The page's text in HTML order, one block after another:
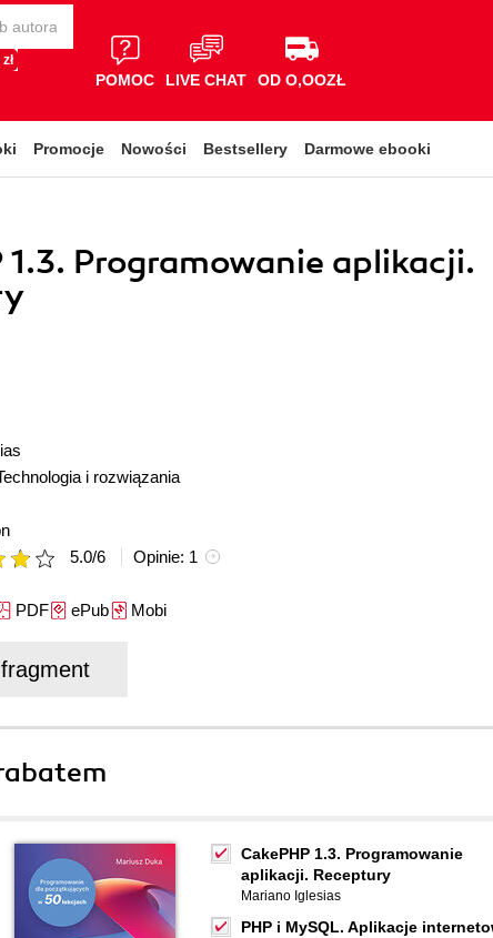
POMOC LIVE CHAT OD O,OOZŁ
Promocje Nowości Bestsellery Darmowe ebooki
1.3. Programowanie aplikacji.
i rozwiązania
5.0/6 Opinie: 1
ePubMobi
CakePHP 1.3. Programowanie
aplikacji. Receptury
Mariano Iglesias
PHP i MySQL. Aplikacje